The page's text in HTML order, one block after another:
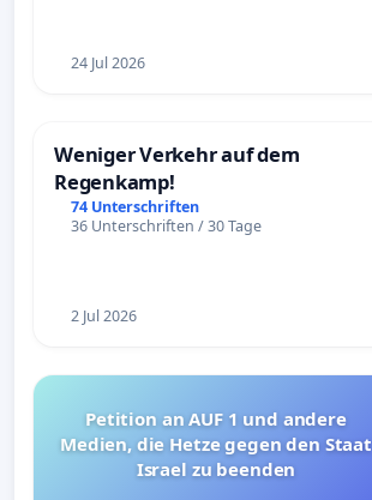
24 Jul 2026
Weniger Verkehr auf dem
Regenkamp!
74 Unterschriften
36 Unterschriften / 30 Tage
2 Jul 2026
Petition an AUF 1 und andere
Medien, die Hetze gegen den Staat
Israel zu beenden